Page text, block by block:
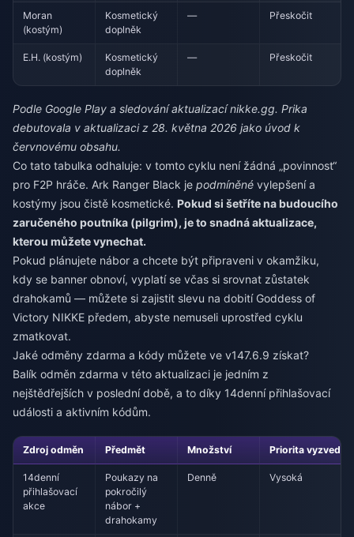
Moran
(kostým)
Kosmetický
doplněk
— Přeskočit
E.H. (kostým)
Kosmetický
doplněk
— Přeskočit
Podle Google Play a sledování aktualizací nikke.gg. Prika
debutovala v aktualizaci z 28. května 2026 jako úvod k
červnovému obsahu.
Co tato tabulka odhaluje: v tomto cyklu není žádná „povinnost“
pro F2P hráče. Ark Ranger Black je podmíněné vylepšení a
kostýmy jsou čistě kosmetické. Pokud si šetříte na budoucího
zaručeného poutníka (pilgrim), je to snadná aktualizace,
kterou můžete vynechat.
Pokud plánujete nábor a chcete být připraveni v okamžiku,
kdy se banner obnoví, vyplatí se včas si srovnat zůstatek
drahokamů — můžete si zajistit slevu na dobití Goddess of
Victory NIKKE předem, abyste nemuseli uprostřed cyklu
zmatkovat.
Jaké odměny zdarma a kódy můžete ve v147.6.9 získat?
Balík odměn zdarma v této aktualizaci je jedním z
nejštědřejších v poslední době, a to díky 14denní přihlašovací
události a aktivním kódům.
Zdroj odměn Předmět Množství Priorita
14denní
přihlašovací
akce
Poukazy na
pokročilý
nábor +
drahokamy
Denně Vysoká